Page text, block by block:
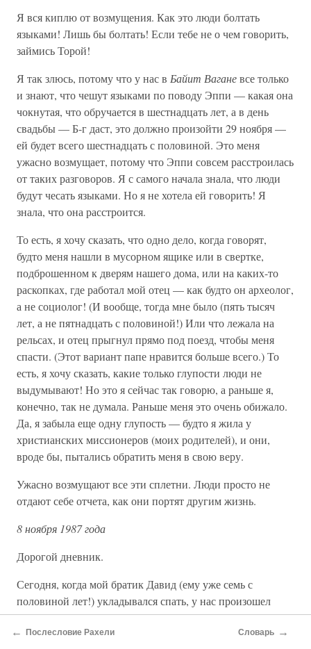
Я вся киплю от возмущения. Как это люди болтать
языками! Лишь бы болтать! Если тебе не о чем говорить,
займись Торой!
Я так злюсь, потому что у нас в Байит Ваганевсе только
и знают, что чешут языками по поводу Эппи — какая она
чокнутая, что обручается в шестнадцать лет, а в день
свадьбы — Б-г даст, это должно произойти 29 ноября —
ей будет всего шестнадцать с половиной. Это меня
ужасно возмущает, потому что Эппи совсем расстроилась
от таких разговоров. Я с самого начала знала, что люди
будут чесать языками. Но я не хотела ей говорить! Я
знала, что она расстроится.
То есть, я хочу сказать, что одно дело, когда говорят,
будто меня нашли в мусорном ящике или в свертке,
подброшенном к дверям нашего дома, или на каких-то
раскопках, где работал мой отец — как будто он археолог,
а не социолог! (И вообще, тогда мне было (пять тысяч
лет, а не пятнадцать с половиной!) Или что лежала на
рельсах, и отец прыгнул прямо под поезд, чтобы меня
спасти. (Этот вариант папе нравится больше всего.) То
есть, я хочу сказать, какие только глупости люди не
выдумывают! Но это я сейчас так говорю, а раньше я,
конечно, так не думала. Раньше меня это очень обижало.
Да, я забыла еще одну глупость — будто я жила у
христианских миссионеров (моих родителей), и они,
вроде бы, пытались обратить меня в свою веру.
Ужасно возмущают все эти сплетни. Люди просто не
отдают себе отчета, как они портят другим жизнь.
8 ноября 1987 года
Дорогой дневник.
Сегодня, когда мой братик Давид (ему уже семь с
половиной лет!) укладывался спать, у нас произошел
забавный разговор. Он вдруг сказал: «Двора, а где твоя
настоящая мама?»
← Послесловие Рахели Словарь →